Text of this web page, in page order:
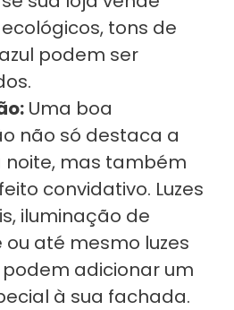
tons de
podem ser
Uma boa
não só destaca a
noite, mas também
convidativo. Luzes
iluminação de
até mesmo luzes
adicionar um
à sua fachada.